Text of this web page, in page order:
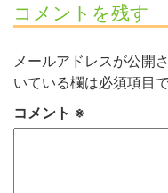
コメントを残す
メールアドレスが公開
いている欄は必須項目
コメント ※